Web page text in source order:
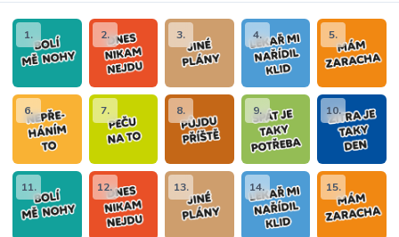
1. 2. 3. 4. 5.
6. 7. 8. 9. 10.
11. 12. 13. 14. 15.